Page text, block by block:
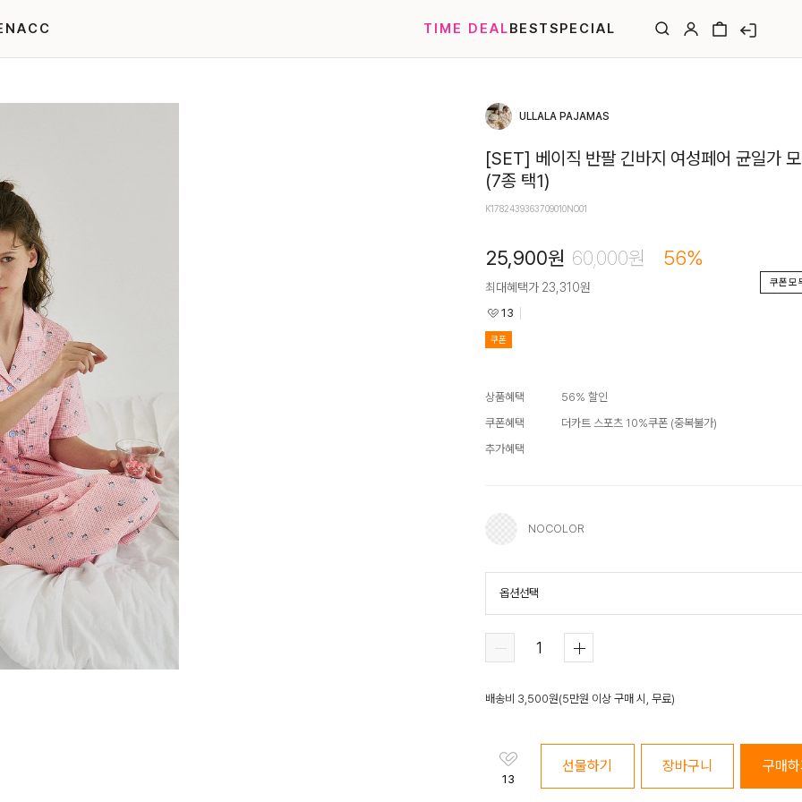
ACC TIME DEALBESTSPECIAL
ULLALA PAJAMAS
[SET] 베이직 반팔 긴바지 여성페어 균일가
(7종 택1)
K1782439363709010NO01
25,900원 60,000원 56%
최대혜택가 23,310원 쿠폰 모
13
쿠폰
상품혜택 56% 할인
쿠폰혜택
더카트 스포츠 10%쿠폰 (중복불가)
추가혜택
NOCOLOR
NOCOLOR
옵션선택
배송비 3,500원(5만원 이상 구매 시, 무료)
13
선물하기 장바구니 구매